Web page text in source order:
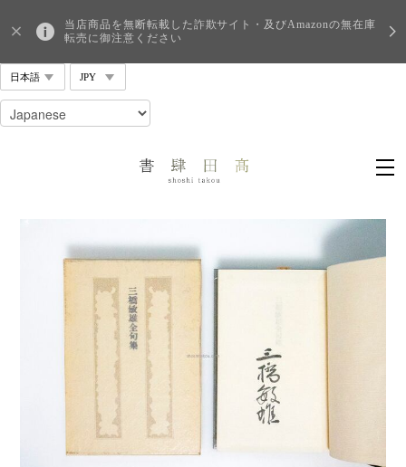
当店商品を無断転載した詐欺サイト・及びAmazonの無在庫
転売に御注意ください